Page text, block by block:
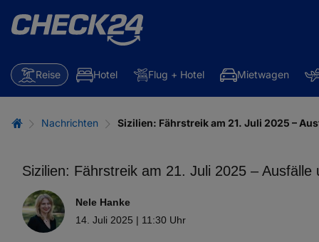
Reise Hotel Flug + Hotel Mietwagen
Nachrichten Sizilien: Fährstreik am 21. Juli 2025 –
Sizilien: Fährstreik am 21. Juli 2025 – Ausfälle
Nele Hanke
14. Juli 2025 | 11:30 Uhr